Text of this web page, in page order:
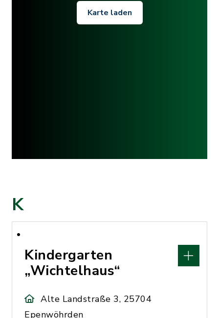
Karte laden
K
Kindergarten
„Wichtelhaus“
Alte Landstraße 3, 25704
Epenwöhrden